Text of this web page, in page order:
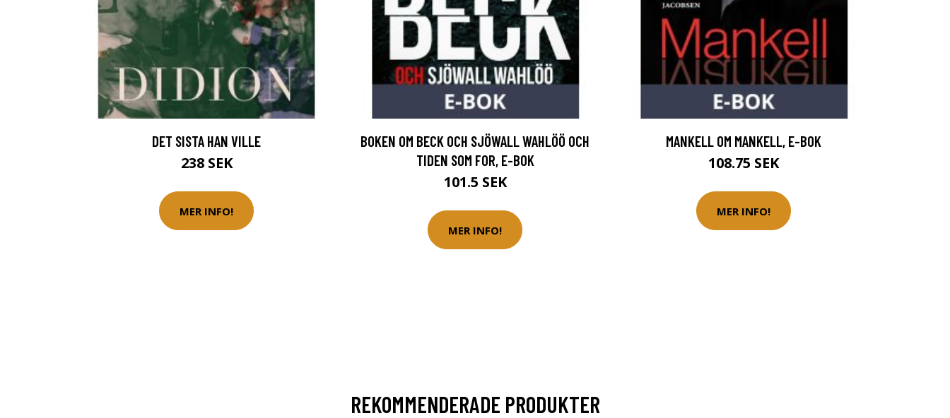
DET SISTA HAN VILLE
238 SEK
MER INFO!
BOKEN OM BECK OCH SJÖWALL WAHLÖÖ OCH
TIDEN SOM FOR, E-BOK
101.5 SEK
MER INFO!
MANKELL OM MANKELL, E-BOK
108.75 SEK
MER INFO!
REKOMMENDERADE PRODUKTER